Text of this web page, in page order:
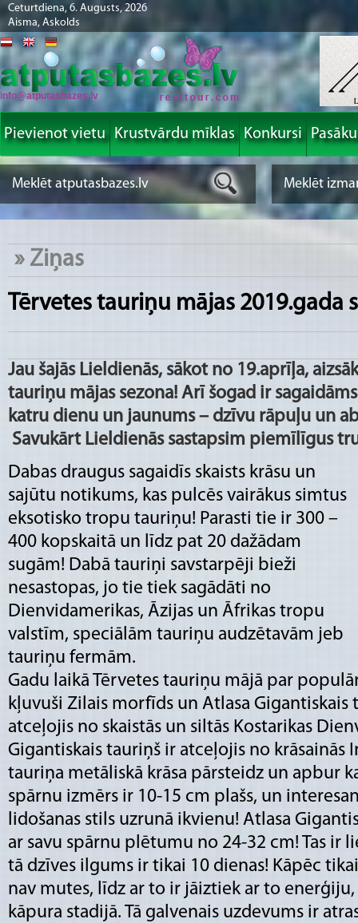
Ceturtdiena, 6. Augusts, 2026
Aisma, Askolds
info@atputasbazes.lv
Pievienot vietu Krustvārdu mīklas Konkursi
» Ziņas
Tērvetes tauriņu mājas 2019.gada
Jau šajās Lieldienās, sākot no 19.aprīļa,
tauriņu mājas sezona! Arī šogad ir
katru dienu un jaunums – dzīvu rāpuļu un
Savukārt Lieldienās sastapsim piemīlīgus
Dabas draugus sagaidīs skaists krāsu un
sajūtu notikums, kas pulcēs vairākus simtus
eksotisko tropu tauriņu! Parasti tie ir 300 –
400 kopskaitā un līdz pat 20 dažādam
sugām! Dabā tauriņi savstarpēji bieži
nesastopas, jo tie tiek sagādāti no
Dienvidamerikas, Āzijas un Āfrikas tropu
valstīm, speciālām tauriņu audzētavām jeb
tauriņu fermām.
Gadu laikā Tērvetes tauriņu mājā par
kļuvuši Zilais morfīds un Atlasa
atceļojis no skaistās un siltās Kostarikas
Gigantiskais tauriņš ir atceļojis no krāsainās
tauriņa metāliskā krāsa pārsteidz un apbur
spārnu izmērs ir 10-15 cm plašs, un
lidošanas stils uzrunā ikvienu! Atlasa
ar savu spārnu plētumu no 24-32 cm! Tas ir
tā dzīves ilgums ir tikai 10 dienas! Kāpēc
nav mutes, līdz ar to ir jāiztiek ar to
kāpura stadijā. Tā galvenais uzdevums ir